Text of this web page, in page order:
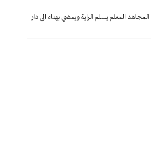
المعلم يسلم الراية ويمضي بهناء الى دار